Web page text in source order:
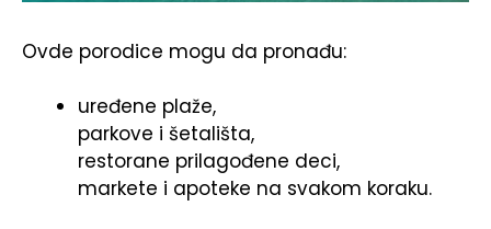
Ovde porodice mogu da pronađu:
uređene plaže,
parkove i šetališta,
restorane prilagođene deci,
markete i apoteke na svakom koraku.